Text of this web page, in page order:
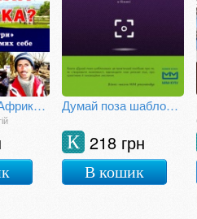
Україна - не Африка? "Білі негри" у пошуках самих себе Думай поза шаблонами
218 грн
К
В кошик